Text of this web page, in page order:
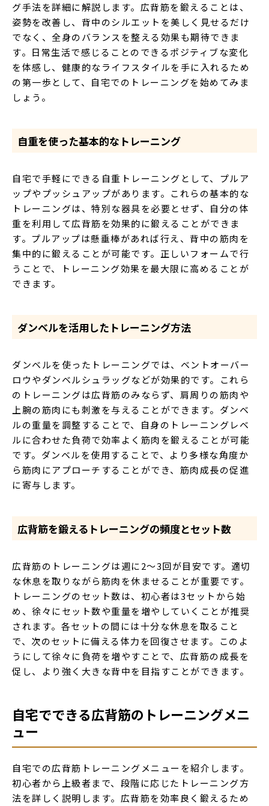
グ手法を詳細に解説します。広背筋を鍛えることは、
姿勢を改善し、背中のシルエットを美しく見せるだけ
でなく、全身のバランスを整える効果も期待できま
す。日常生活で感じることのできるポジティブな変化
を体感し、健康的なライフスタイルを手に入れるため
の第一歩として、自宅でのトレーニングを始めてみま
しょう。
自重を使った基本的なトレーニング
自宅で手軽にできる自重トレーニングとして、プルア
ップやプッシュアップがあります。これらの基本的な
トレーニングは、特別な器具を必要とせず、自分の体
重を利用して広背筋を効果的に鍛えることができま
す。プルアップは懸垂棒があれば行え、背中の筋肉を
集中的に鍛えることが可能です。正しいフォームで行
うことで、トレーニング効果を最大限に高めることが
できます。
ダンベルを活用したトレーニング方法
ダンベルを使ったトレーニングでは、ベントオーバー
ロウやダンベルシュラッグなどが効果的です。これら
のトレーニングは広背筋のみならず、肩周りの筋肉や
上腕の筋肉にも刺激を与えることができます。ダンベ
ルの重量を調整することで、自身のトレーニングレベ
ルに合わせた負荷で効率よく筋肉を鍛えることが可能
です。ダンベルを使用することで、より多様な角度か
ら筋肉にアプローチすることができ、筋肉成長の促進
に寄与します。
広背筋を鍛えるトレーニングの頻度とセット数
広背筋のトレーニングは週に2〜3回が目安です。適切
な休息を取りながら筋肉を休ませることが重要です。
トレーニングのセット数は、初心者は3セットから始
め、徐々にセット数や重量を増やしていくことが推奨
されます。各セットの間には十分な休息を取ること
で、次のセットに備える体力を回復させます。このよ
うにして徐々に負荷を増やすことで、広背筋の成長を
促し、より強く大きな背中を目指すことができます。
自宅でできる広背筋のトレーニングメニ
ュー
自宅での広背筋トレーニングメニューを紹介します。
初心者から上級者まで、段階に応じたトレーニング方
法を詳しく説明します。広背筋を効率良く鍛えるため